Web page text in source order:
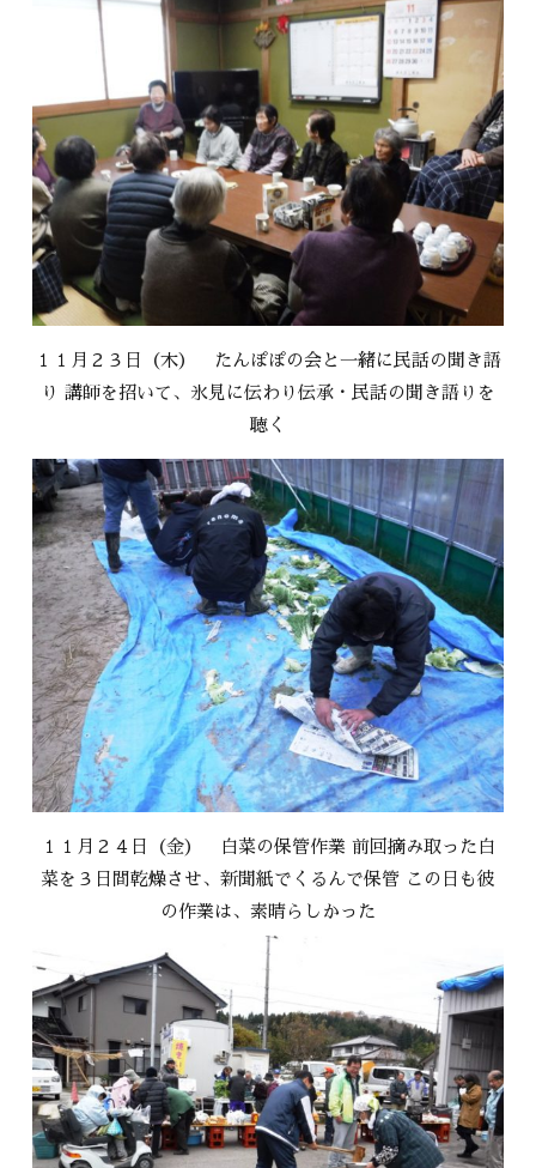
１１月２３日（木） たんぽぽの会と一緒に民話の聞き語
り 講師を招いて、氷見に伝わり伝承・民話の聞き語りを
聴く
１１月２４日（金） 白菜の保管作業 前回摘み取った白
菜を３日間乾燥させ、新聞紙でくるんで保管 この日も彼
の作業は、素晴らしかった